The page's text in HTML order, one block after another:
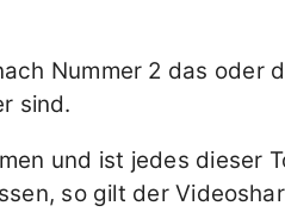
Nummer 2 das oder
sind.
und ist jedes dieser
so gilt der